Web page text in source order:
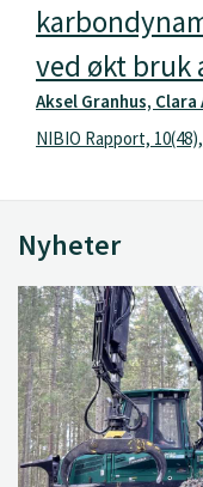
ved økt bruk
Aksel Granhus,
NIBIO Rapport,
Nyheter